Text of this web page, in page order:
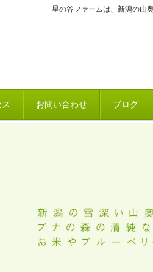
星の谷ファームは、新潟の山
お問い合わせ ブログ